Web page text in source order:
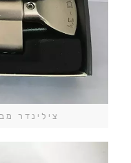
צילינדר